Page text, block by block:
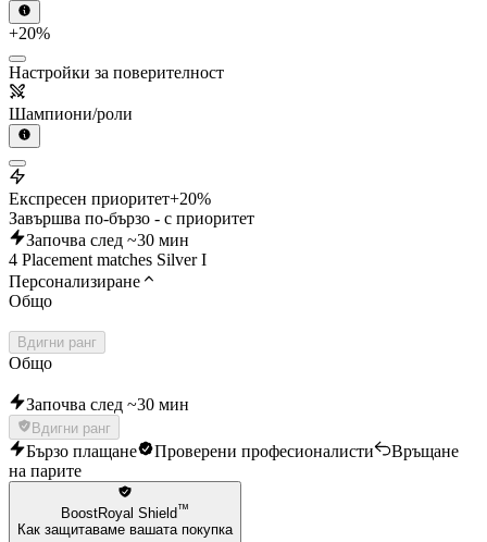
+20%
Настройки за поверителност
Шампиони/роли
Експресен приоритет+20%
Завършва по-бързо - с приоритет
Започва след ~30 мин
4 Placement matches Silver I
Персонализиране
Общо
Вдигни ранг
Общо
Започва след ~30 мин
Вдигни ранг
Бързо плащане Проверени професионалисти
Връщане
на парите
BoostRoyal Shield™
Как защитаваме вашата покупка